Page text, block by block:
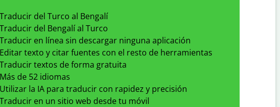
Traducir del Turco al Bengalí
Traducir del Bengalí al Turco
Traducir en línea sin descargar ninguna aplicación
Editar texto y citar fuentes con el resto de herramientas
Traducir textos de forma gratuita
Más de 52 idiomas
Utilizar la IA para traducir con rapidez y precisión
Traducir en un sitio web desde tu móvil